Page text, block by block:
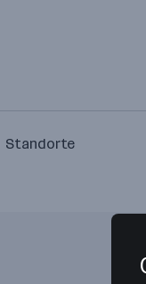
Standorte